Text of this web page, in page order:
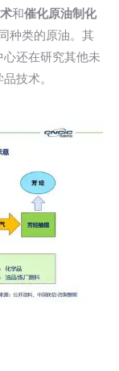
和催化原油制化
种类的原油。其
还在研究其他未
技术。